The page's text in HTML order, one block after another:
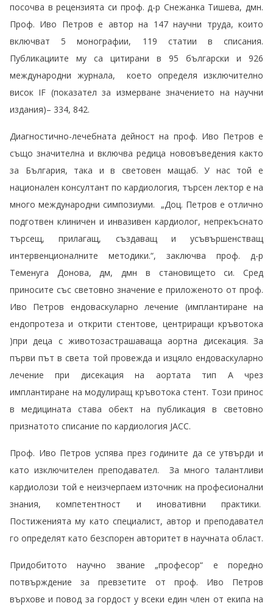
посочва в рецензията си проф. д-р Снежанка Тишева, дмн.
Проф. Иво Петров е автор на 147 научни труда, които
включват 5 монографии, 119 статии в списания.
Публикациите му са цитирани в 95 български и 926
международни журнала, което определя изключително
висок IF (показател за измерване значението на научни
издания)– 334, 842.
Диагностично-лечебната дейност на проф. Иво Петров е
също значителна и включва редица нововъведения както
за България, така и в световен мащаб. У нас той е
национален консултант по кардиология, търсен лектор е на
много международни симпозиуми. „Доц. Петров е отлично
подготвен клиничен и инвазивен кардиолог, непрекъснато
търсещ, прилагащ, създаващ и усъвършенстващ
интервенционалните методики.“, заключва проф. д-р
Теменуга Донова, дм, дмн в становището си. Сред
приносите със световно значение е приложеното от проф.
Иво Петров ендоваскуларно лечение (имплантиране на
ендопротеза и открити стентове, центриращи кръвотока
)при деца с животозастрашаваща аортна дисекация. За
първи път в света той провежда и изцяло ендоваскуларно
лечение при дисекация на аортата тип А чрез
имплантиране на модулиращ кръвотока стент. Този принос
в медицината става обект на публикация в световно
признатото списание по кардиология JACC.
Проф. Иво Петров успява през годините да се утвърди и
като изключителен преподавател. За много талантливи
кардиолози той е неизчерпаем източник на професионални
знания, компетентност и иновативни практики.
Постиженията му като специалист, автор и преподавател
го определят като безспорен авторитет в научната област.
Придобитото научно звание „професор“ е поредно
потвърждение за превзетите от проф. Иво Петров
върхове и повод за гордост у всеки един член от екипа на